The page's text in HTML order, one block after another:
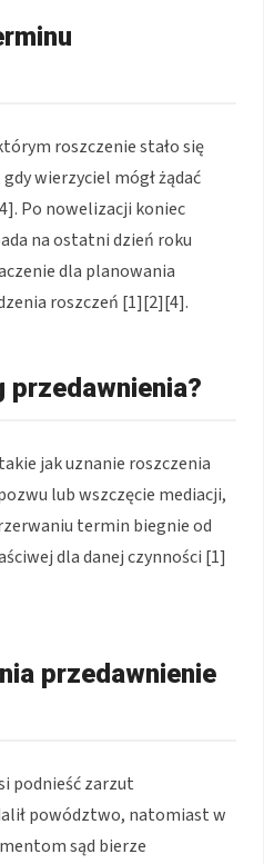
roszczenie stało się
wierzyciel mógł żądać
Po nowelizacji koniec
na ostatni dzień roku
dla planowania
roszczeń [1][2][4].
przedawnienia?
jak uznanie roszczenia
lub wszczęcie mediacji,
termin biegnie od
dla danej czynności [1]
przedawnienie
podnieść zarzut
powództwo, natomiast w
sąd bierze